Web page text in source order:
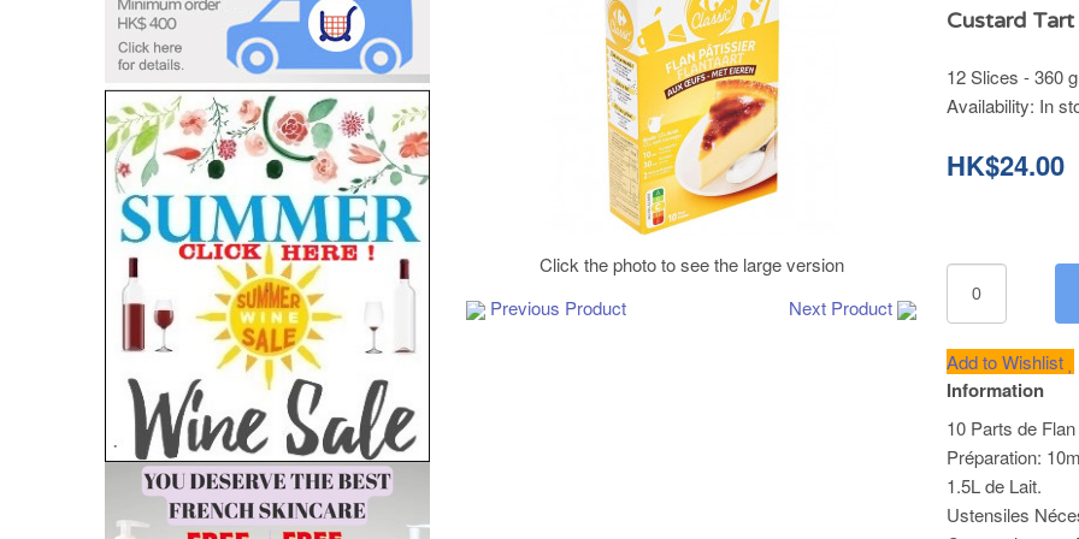
Click the photo to see the large version
Previous Product
Next Product
Custard
12 Slices - 360 g
Availability: In
HK$24.00
Add to Wishlist
Information
10 Parts de
Préparation:
1.5L de Lait.
Ustensiles